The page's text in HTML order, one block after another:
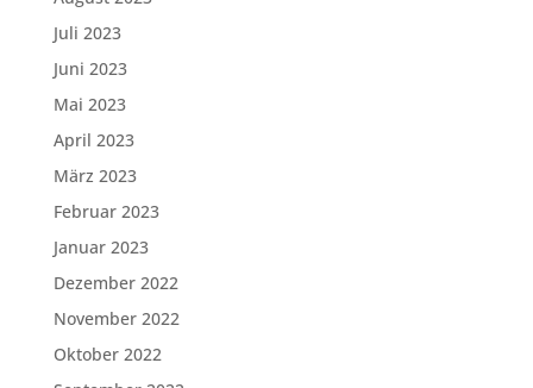
Juli 2023
Juni 2023
Mai 2023
April 2023
März 2023
Februar 2023
Januar 2023
Dezember 2022
November 2022
Oktober 2022